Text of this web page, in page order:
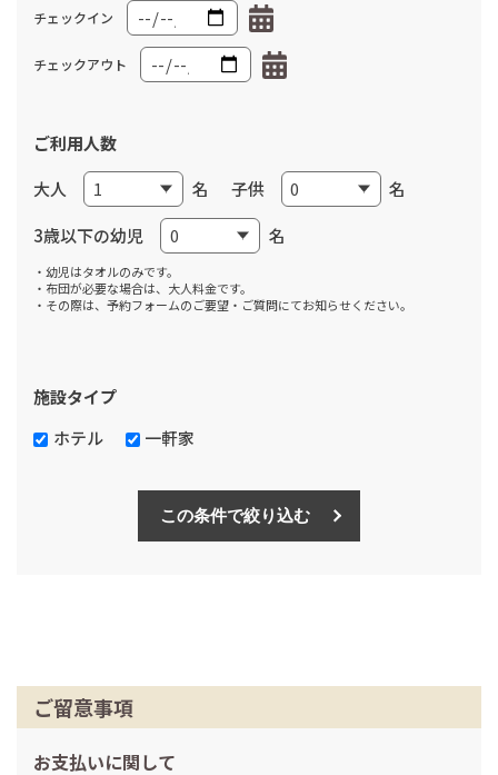
チェックイン
チェックアウト
ご利用人数
大人
名 子供
名
3歳以下の幼児
名
・幼児はタオルのみです。
・布団が必要な場合は、大人料金です。
・その際は、予約フォームのご要望・ご質問にてお知らせください。
施設タイプ
ホテル
一軒家
この条件で絞り込む
ご留意事項
お支払いに関して